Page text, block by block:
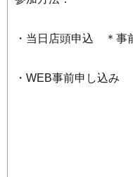
・当日店頭申込 ＊事
・WEB事前申し込み